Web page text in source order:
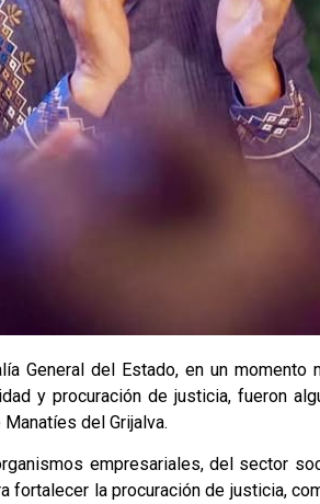
General del Estado, en un momento
y procuración de justicia, fueron
del Grijalva.
empresariales, del sector
fortalecer la procuración de justicia,